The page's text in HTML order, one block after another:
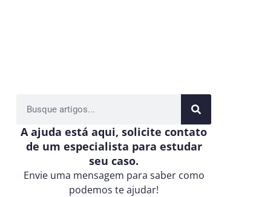
A ajuda está aqui, solicite contato
de um especialista para estudar
seu caso.
Envie uma mensagem para saber como
podemos te ajudar!